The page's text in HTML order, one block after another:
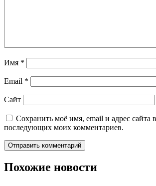
Имя *
Email *
Сайт
Сохранить моё имя, email и адрес сайта
последующих моих комментариев.
Похожие новости